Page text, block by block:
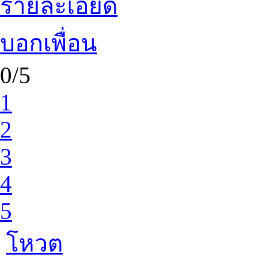
รายละเอียด
บอกเพื่อน
0/5
1
2
3
4
5
โหวต